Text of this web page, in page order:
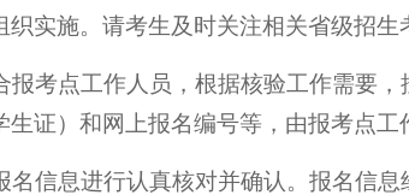
实施。请考生及时关注相关省级招生
考点工作人员，根据核验工作需要，
证）和网上报名编号等，由报考点工
信息进行认真核对并确认。报名信息